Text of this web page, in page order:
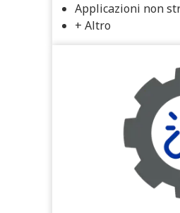
Applicazioni non
+ Altro